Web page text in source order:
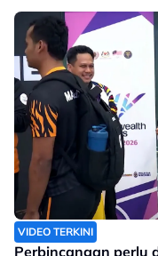
VIDEO TERKINI
Perbincangan perlu